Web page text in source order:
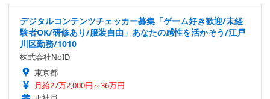
デジタルコンテンツチェッカー募集「ゲーム好き歓迎/未経
験者OK/研修あり/服装自由」あなたの感性を活かそう/江戸
川区勤務/1010
株式会社NoID
東京都
月給27万2,000円～36万円